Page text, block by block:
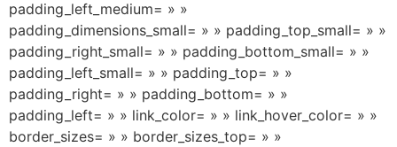
padding_left_medium= » »
padding_dimensions_small= » » padding_top_small= » »
padding_right_small= » » padding_bottom_small= » »
padding_left_small= » » padding_top= » »
padding_right= » » padding_bottom= » »
padding_left= » » link_color= » » link_hover_color= » »
border_sizes= » » border_sizes_top= » »